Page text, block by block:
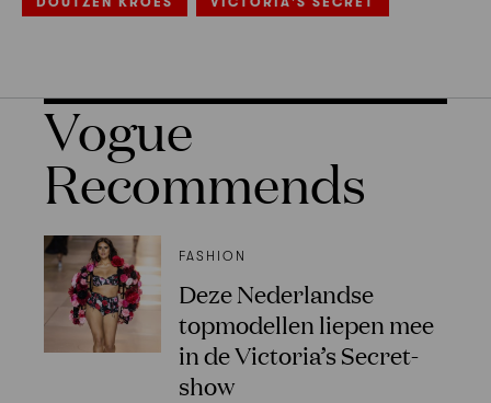
Vogue
Recommends
FASHION
Deze Nederlandse
topmodellen liepen mee
in de Victoria’s Secret-
show